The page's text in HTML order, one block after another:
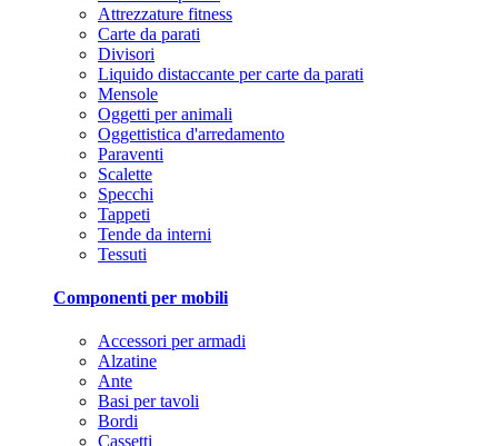
Attrezzature fitness
Carte da parati
Divisori
Liquido distaccante per carte da parati
Mensole
Oggetti per animali
Oggettistica d'arredamento
Paraventi
Scalette
Specchi
Tappeti
Tende da interni
Tessuti
Componenti per mobili
Accessori per armadi
Alzatine
Ante
Basi per tavoli
Bordi
Cassetti